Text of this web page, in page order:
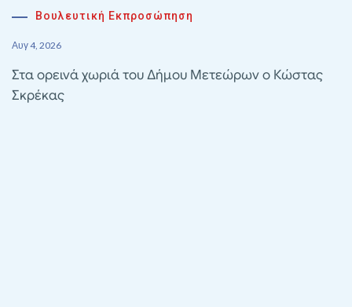
Βουλευτική Εκπροσώπηση
Αυγ 4, 2026
Στα ορεινά χωριά του Δήμου Μετεώρων ο Κώστας
Σκρέκας